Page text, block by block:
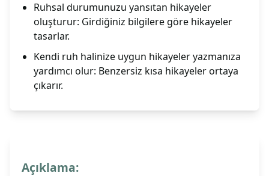
Ruhsal durumunuzu yansıtan hikayeler
oluşturur: Girdiğiniz bilgilere göre hikayeler
tasarlar.
Kendi ruh halinize uygun hikayeler yazmanıza
yardımcı olur: Benzersiz kısa hikayeler ortaya
çıkarır.
Açıklama: